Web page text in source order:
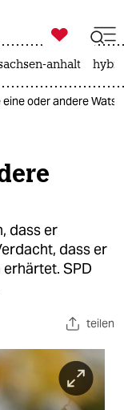

taz zahl ich
anhalt
oder andere
dass er
dass er
SPD
teilen